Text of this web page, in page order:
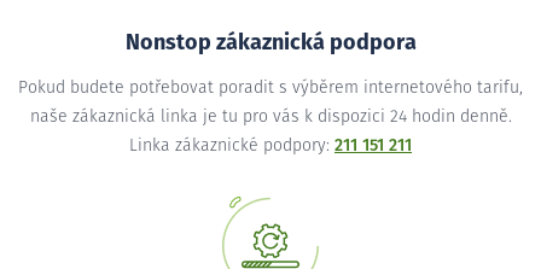
Nonstop zákaznická podpora
Pokud budete potřebovat poradit s výběrem internetového tarifu,
naše zákaznická linka je tu pro vás k dispozici 24 hodin denně.
Linka zákaznické podpory: 211 151 211